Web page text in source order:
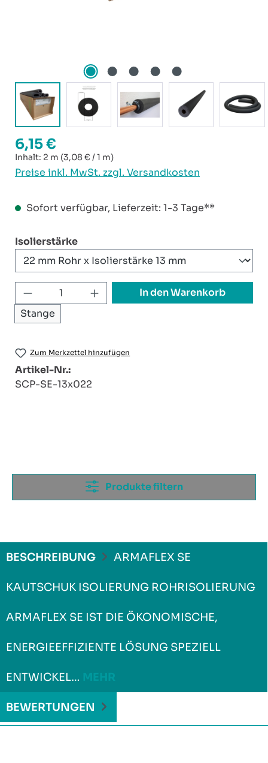
Regulärer Preis:
6,15 €
Inhalt: 2 m (3,08 € / 1 m)
Preise inkl. MwSt. zzgl. Versandkosten
Sofort verfügbar, Lieferzeit: 1-3 Tage**
Isolierstärkeauswählen
Produkt Anzahl: Gib den
Stange
In den Warenkorb
Zum Merkzettel hinzufügen
Artikel-Nr.:
SCP-SE-13x022
Produkte filtern
BESCHREIBUNG ARMAFLEX SE
KAUTSCHUK ISOLIERUNG ROHRISOLIERUNG
ARMAFLEX SE IST DIE ÖKONOMISCHE,
ENERGIEEFFIZIENTE LÖSUNG SPEZIELL
ENTWICKEL…
BEWERTUNGEN